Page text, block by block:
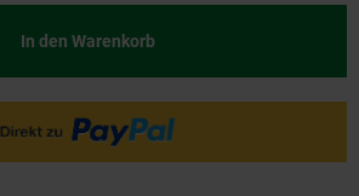
In den Warenkorb